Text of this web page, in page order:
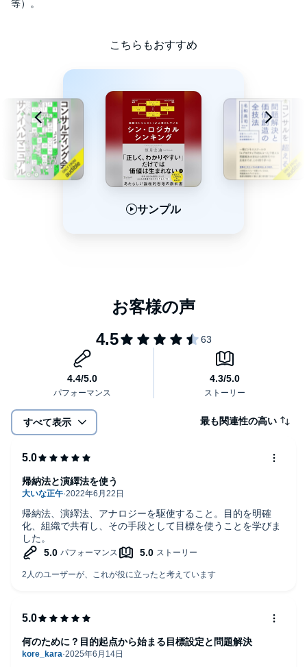
る!
▼長谷川晋氏(MOON-X Founder CEO、元Facebook Japan代表
取締役)推薦
“会社員の時も、社長に就任した時も、起業した時も、真っ先に考
えたことは「目的」である"
もはや、これまでの延長や過去の成功体験で仕事をすればいい時
だがその重要性に反して、目的の役割や、どのように設定すべき
〈目的-目標-手段〉のピラミッド構造を本質的に理解できていない
と、間違った目標を掲げ、間違ったアクションをしてしまう。
スに、それを実行に落とし込むための5つの基本動作(認知・判
断・行動・予測・学習)を示す。
©2022 Andy Mochizuki (P)2022 Audible, Inc.
等）。
こちらもおすすめ
サンプル
すべて表示 最も関連性の高い
帰納法、演繹法、アナロジーを駆使すること。目的を明確
化、組織で共有し、その手段として目標を使うことを学びま
した。
帰納法と演繹法を使う
何のために？目的起点から始まる目標設定と問題解決